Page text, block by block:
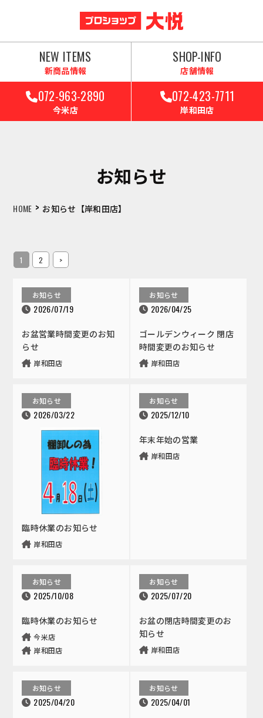
NEW ITEMS
新商品情報
SHOP-INFO
店舗情報
072-963-2890
今米店
072-423-7711
岸和田店
お知らせ
HOME > お知らせ【岸和田店】
1 2 >
お知らせ
2026/07/19
お盆営業時間変更のお知
らせ
岸和田店
お知らせ
2026/04/25
ゴールデンウィーク 閉店
時間変更のお知らせ
岸和田店
お知らせ
2026/03/22
臨時休業のお知らせ
岸和田店
お知らせ
2025/12/10
年末年始の営業
岸和田店
お知らせ
2025/10/08
臨時休業のお知らせ
今米店
岸和田店
お知らせ
2025/07/20
お盆の閉店時間変更のお
知らせ
岸和田店
お知らせ
2025/04/20
お知らせ
2025/04/01